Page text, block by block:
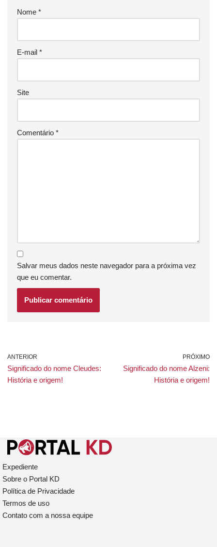
Nome *
E-mail *
Site
Comentário *
Salvar meus dados neste navegador para a próxima vez
que eu comentar.
ANTERIOR
Significado do nome Cleudes:
História e origem!
PRÓXIMO
Significado do nome Alzeni:
História e origem!
Expediente
Sobre o Portal KD
Política de Privacidade
Termos de uso
Contato com a nossa equipe